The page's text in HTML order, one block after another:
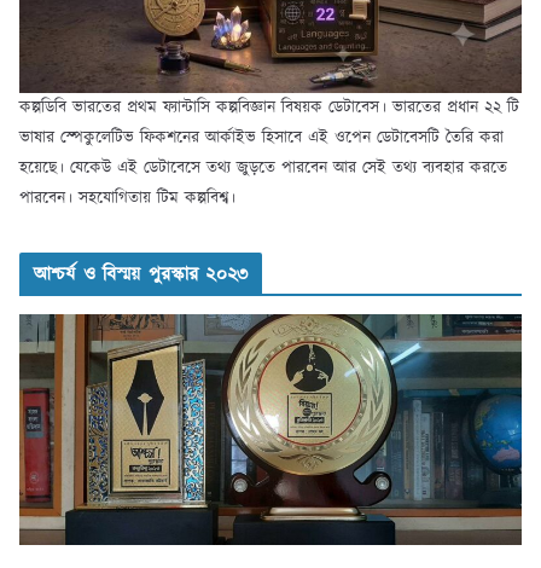
কল্পডিবি ভারতের প্রথম ফ্যান্টাসি কল্পবিজ্ঞান বিষয়ক ডেটাবেস। ভারতের প্রধান ২২ টি
ভাষার স্পেকুলেটিভ ফিকশনের আর্কাইভ হিসাবে এই ওপেন ডেটাবেসটি তৈরি করা
হয়েছে। যেকেউ এই ডেটাবেসে তথ্য জুড়তে পারবেন আর সেই তথ্য ব্যবহার করতে
পারবেন। সহযোগিতায় টিম কল্পবিশ্ব।
আশ্চর্য ও বিস্ময় পুরস্কার ২০২৩